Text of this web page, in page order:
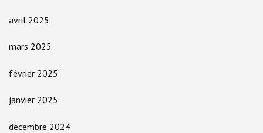
avril 2025
mars 2025
février 2025
janvier 2025
décembre 2024